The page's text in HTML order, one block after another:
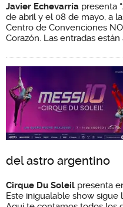
Javier Echevarría presenta “
de abril y el 08 de mayo, a
Centro de Convenciones
Corazón. Las entradas
del astro argentino
Cirque Du Soleil presenta
Este inigualable show sigue